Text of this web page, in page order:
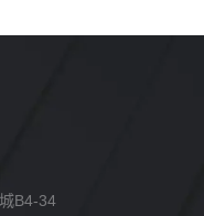
B4-34